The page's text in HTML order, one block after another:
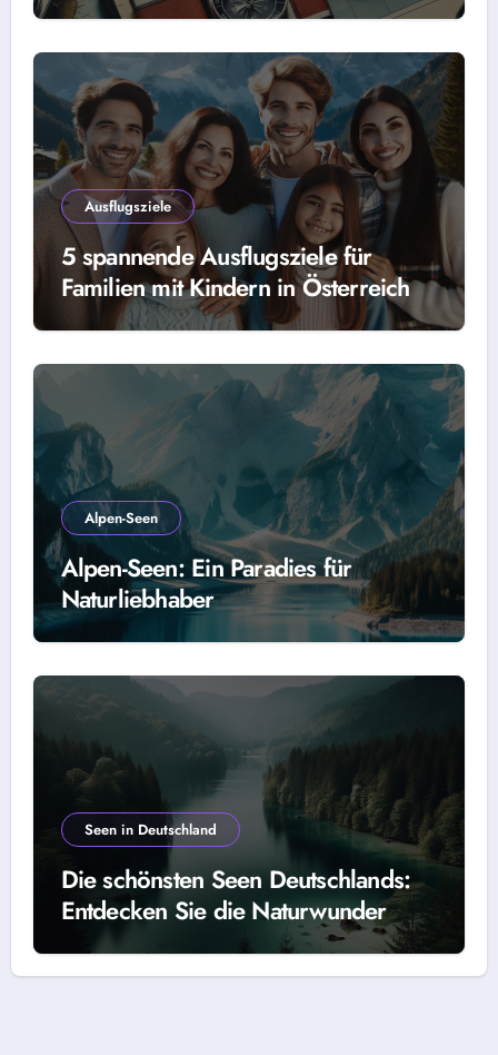
Ausflugsziele
5 spannende Ausflugsziele für
Familien mit Kindern in Österreich
Alpen-Seen
Alpen-Seen: Ein Paradies für
Naturliebhaber
Seen in Deutschland
Die schönsten Seen Deutschlands:
Entdecken Sie die Naturwunder